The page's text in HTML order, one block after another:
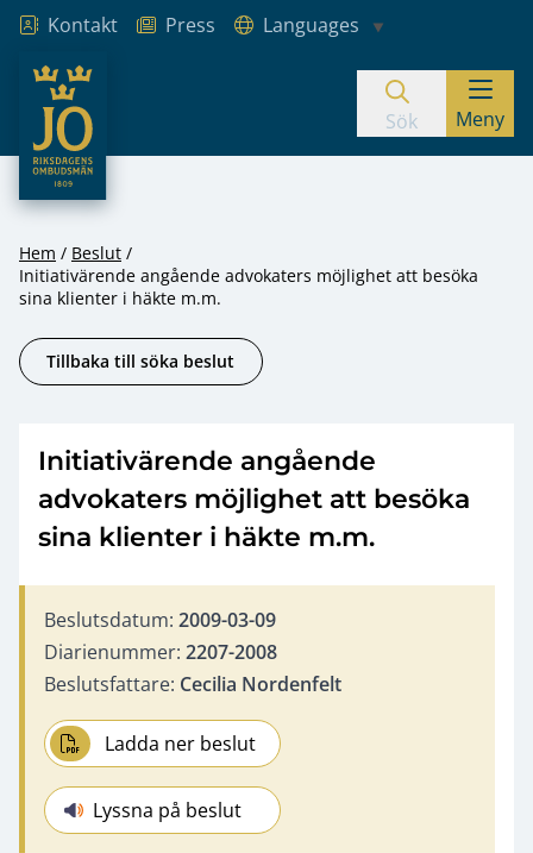
Hoppa till innehåll
Kontakt Press
Languages
JO – Riksdagens Ombudsmän
Sök Meny
Hem
Beslut
Initiativärende angående advokaters möjlighet att besöka
sina klienter i häkte m.m.
Tillbaka till söka beslut
Initiativärende angående
advokaters möjlighet att besöka
sina klienter i häkte m.m.
Beslutsdatum: 2009-03-09
Diarienummer: 2207-2008
Beslutsfattare: Cecilia Nordenfelt
Ladda ner beslut
Lyssna på beslut